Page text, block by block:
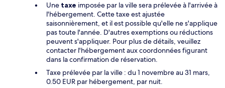
Une taxe imposée par la ville sera prélevée à l'arrivée à
l'hébergement. Cette taxe est ajustée
saisonnièrement, et il est possible qu'elle ne s'applique
pas toute l'année. D'autres exemptions ou réductions
peuvent s'appliquer. Pour plus de détails, veuillez
contacter l'hébergement aux coordonnées figurant
dans la confirmation de réservation.
Taxe prélevée par la ville : du 1 novembre au 31 mars,
0.50 EUR par hébergement, par nuit.